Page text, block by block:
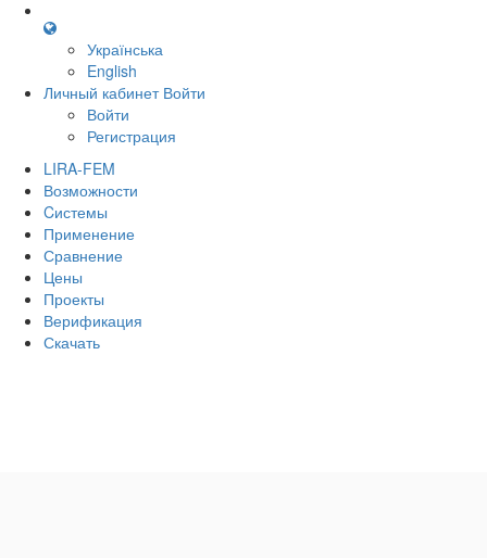
Українська
English
Личный кабинет Войти
Войти
Регистрация
LIRA-FEM
Возможности
Cистемы
Применение
Сравнение
Цены
Проекты
Верификация
Скачать